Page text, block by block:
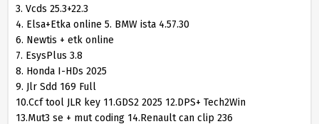
3. Vcds 25.3+22.3
4. Elsa+Etka online 5. BMW ista 4.57.30
6. Newtis + etk online
7. EsysPlus 3.8
8. Honda I-HDs 2025
9. Jlr Sdd 169 Full
10.Ccf tool JLR key 11.GDS2 2025 12.DPS+ Tech2Win
13.Mut3 se + mut coding 14.Renault can clip 236